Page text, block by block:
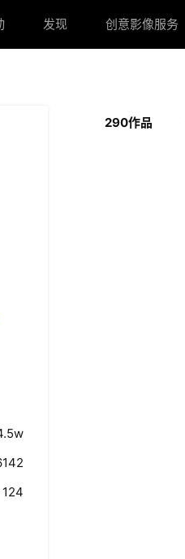
发现 创意影像服务
124
290作品